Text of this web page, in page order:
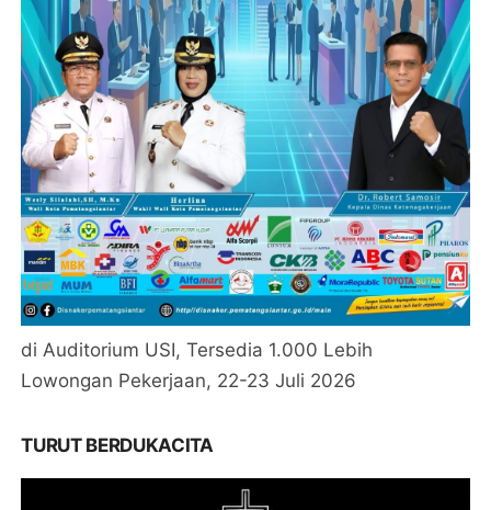
di Auditorium USI, Tersedia 1.000 Lebih
Lowongan Pekerjaan, 22-23 Juli 2026
TURUT BERDUKACITA